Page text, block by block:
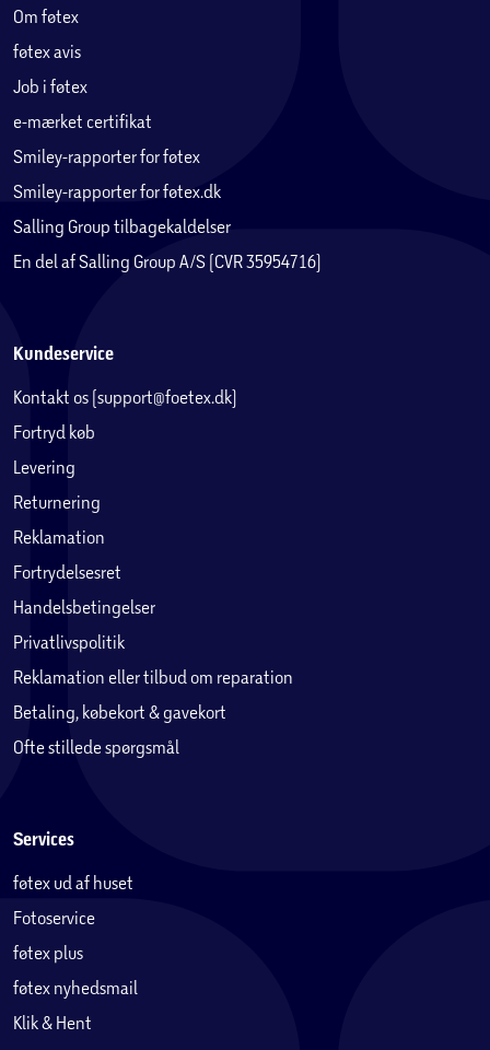
Om føtex
føtex avis
Job i føtex
e-mærket certifikat
Smiley-rapporter for føtex
Smiley-rapporter for føtex.dk
Salling Group tilbagekaldelser
En del af Salling Group A/S (CVR 35954716)
Kundeservice
Kontakt os (support@foetex.dk)
Fortryd køb
Levering
Returnering
Reklamation
Fortrydelsesret
Handelsbetingelser
Privatlivspolitik
Reklamation eller tilbud om reparation
Betaling, købekort & gavekort
Ofte stillede spørgsmål
Services
føtex ud af huset
Fotoservice
føtex plus
føtex nyhedsmail
Klik & Hent